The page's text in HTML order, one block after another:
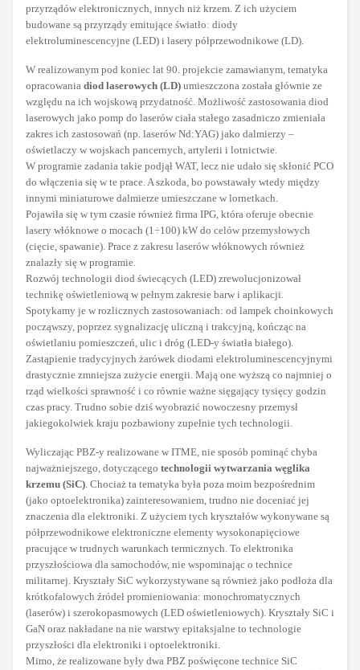
przyrządów elektronicznych, innych niż krzem. Z ich użyciem
budowane są przyrządy emitujące światło: diody
elektroluminescencyjne (LED) i lasery półprzewodnikowe (LD).
W realizowanym pod koniec lat 90. projekcie zamawianym, tematyka
opracowania diod laserowych (LD) umieszczona została głównie ze
względu na ich wojskową przydatność. Możliwość zastosowania diod
laserowych jako pomp do laserów ciała stałego zasadniczo zmieniała
zakres ich zastosowań (np. laserów Nd:YAG) jako dalmierzy –
oświetlaczy w wojskach pancernych, artylerii i lotnictwie.
W programie zadania takie podjął WAT, lecz nie udało się skłonić PCO
do włączenia się w te prace. A szkoda, bo powstawały wtedy między
innymi miniaturowe dalmierze umieszczane w lornetkach.
Pojawiła się w tym czasie również firma IPG, która oferuje obecnie
lasery włóknowe o mocach (1÷100) kW do celów przemysłowych
(cięcie, spawanie). Prace z zakresu laserów włóknowych również
znalazły się w programie.
Rozwój technologii diod świecących (LED) zrewolucjonizował
technikę oświetleniową w pełnym zakresie barw i aplikacji.
Spotykamy je w rozlicznych zastosowaniach: od lampek choinkowych
począwszy, poprzez sygnalizację uliczną i trakcyjną, kończąc na
oświetlaniu pomieszczeń, ulic i dróg (LED-y światła białego).
Zastąpienie tradycyjnych żarówek diodami elektroluminescencyjnymi
drastycznie zmniejsza zużycie energii. Mają one wyższą co najmniej o
rząd wielkości sprawność i co równie ważne sięgający tysięcy godzin
czas pracy. Trudno sobie dziś wyobrazić nowoczesny przemysł
jakiegokolwiek kraju pozbawiony zupełnie tych technologii.
Wyliczając PBZ-y realizowane w ITME, nie sposób pominąć chyba
najważniejszego, dotyczącego technologii wytwarzania węglika
krzemu (SiC). Chociaż ta tematyka była poza moim bezpośrednim
(jako optoelektronika) zainteresowaniem, trudno nie doceniać jej
znaczenia dla elektroniki. Z użyciem tych kryształów wykonywane są
półprzewodnikowe elektroniczne elementy wysokonapięciowe
pracujące w trudnych warunkach termicznych. To elektronika
przyszłościowa dla samochodów, nie wspominając o technice
militarnej. Kryształy SiC wykorzystywane są również jako podłoża dla
krótkofalowych źródeł promieniowania: monochromatycznych
(laserów) i szerokopasmowych (LED oświetleniowych). Kryształy SiC i
GaN oraz nakładane na nie warstwy epitaksjalne to technologie
przyszłości dla elektroniki i optoelektroniki.
Mimo, że realizowane były dwa PBZ poświęcone technice SiC